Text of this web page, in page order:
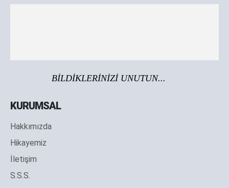
BİLDİKLERİNİZİ UNUTUN...
KURUMSAL
Hakkımızda
Hikayemiz
İletişim
S.S.S.